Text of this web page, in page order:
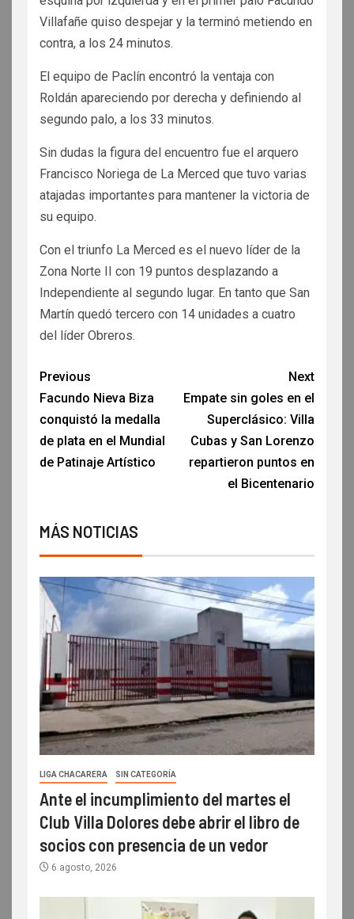
Villafañe quiso despejar y la terminó metiendo en
contra, a los 24 minutos.
El equipo de Paclín encontró la ventaja con
Roldán apareciendo por derecha y definiendo al
segundo palo, a los 33 minutos.
Sin dudas la figura del encuentro fue el arquero
Francisco Noriega de La Merced que tuvo varias
atajadas importantes para mantener la victoria de
su equipo.
Con el triunfo La Merced es el nuevo líder de la
Zona Norte II con 19 puntos desplazando a
Independiente al segundo lugar. En tanto que San
Martín quedó tercero con 14 unidades a cuatro
del líder Obreros.
Previous
Facundo Nieva Biza
conquistó la medalla
de plata en el Mundial
de Patinaje Artístico
Next
Empate sin goles en el
Superclásico: Villa
Cubas y San Lorenzo
repartieron puntos en
el Bicentenario
MÁS NOTICIAS
LIGA CHACARERA SIN CATEGORÍA
Ante el incumplimiento del martes el
Club Villa Dolores debe abrir el libro de
socios con presencia de un vedor
6 agosto, 2026